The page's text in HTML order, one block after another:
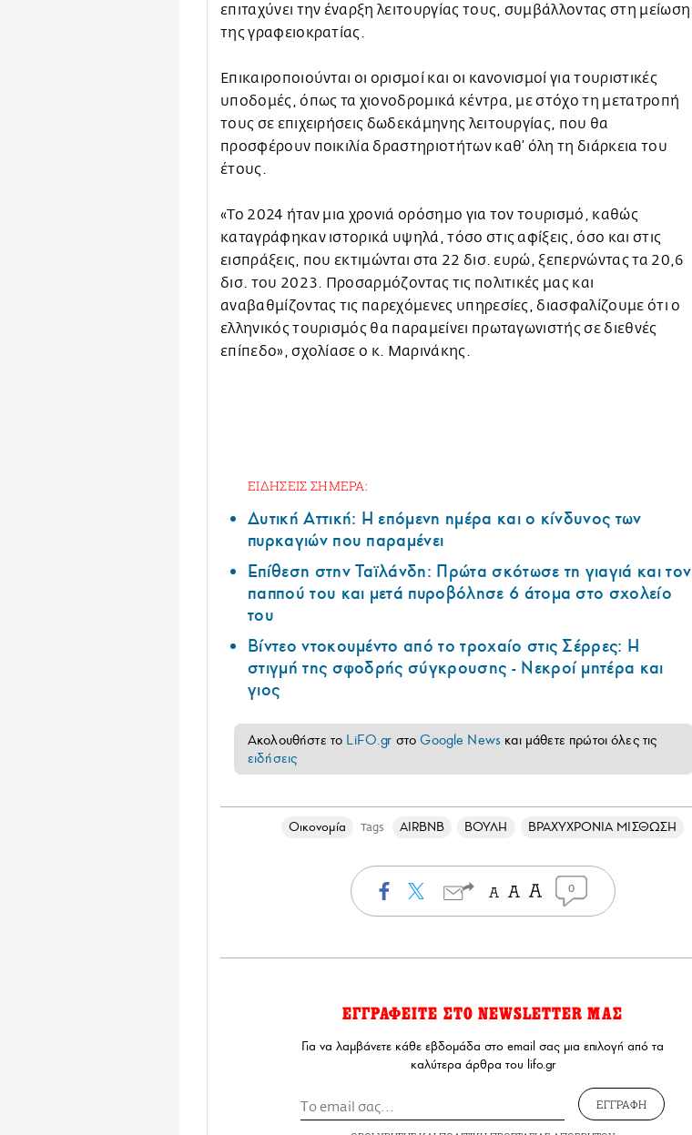
επιταχύνει την έναρξη λειτουργίας τους, συμβάλλοντας στη μείωση
της γραφειοκρατίας.
Επικαιροποιούνται οι ορισμοί και οι κανονισμοί για τουριστικές
υποδομές, όπως τα χιονοδρομικά κέντρα, με στόχο τη μετατροπή
τους σε επιχειρήσεις δωδεκάμηνης λειτουργίας, που θα
προσφέρουν ποικιλία δραστηριοτήτων καθ’ όλη τη διάρκεια του
έτους.
«Το 2024 ήταν μια χρονιά ορόσημο για τον τουρισμό, καθώς
καταγράφηκαν ιστορικά υψηλά, τόσο στις αφίξεις, όσο και στις
εισπράξεις, που εκτιμώνται στα 22 δισ. ευρώ, ξεπερνώντας τα 20,6
δισ. του 2023. Προσαρμόζοντας τις πολιτικές μας και
αναβαθμίζοντας τις παρεχόμενες υπηρεσίες, διασφαλίζουμε ότι ο
ελληνικός τουρισμός θα παραμείνει πρωταγωνιστής σε διεθνές
επίπεδο», σχολίασε ο κ. Μαρινάκης.
ΕΙΔΗΣΕΙΣ ΣΗΜΕΡΑ:
Δυτική Αττική: Η επόμενη ημέρα και ο κίνδυνος των
πυρκαγιών που παραμένει
Επίθεση στην Ταϊλάνδη: Πρώτα σκότωσε τη γιαγιά και τον
παππού του και μετά πυροβόλησε 6 άτομα στο σχολείο
του
Βίντεο ντοκουμέντο από το τροχαίο στις Σέρρες: Η
στιγμή της σφοδρής σύγκρουσης - Νεκροί μητέρα και
γιος
Ακολουθήστε το LiFO.gr στοGoogle News και μάθετε πρώτοι όλες τις
ειδήσεις
Οικονομία Tags AIRBNB ΒΟΥΛΗ ΒΡΑΧΥΧΡΟΝΙΑ ΜΙΣΘΩΣΗ
0
ΕΓΓΡΑΦΕΙΤΕ ΣΤΟ NEWSLETTER ΜΑΣ
Για να λαμβάνετε κάθε εβδομάδα στο email σας μια επιλογή από τα
καλύτερα άρθρα του lifo.gr
ΕΓΓΡΑΦΗ